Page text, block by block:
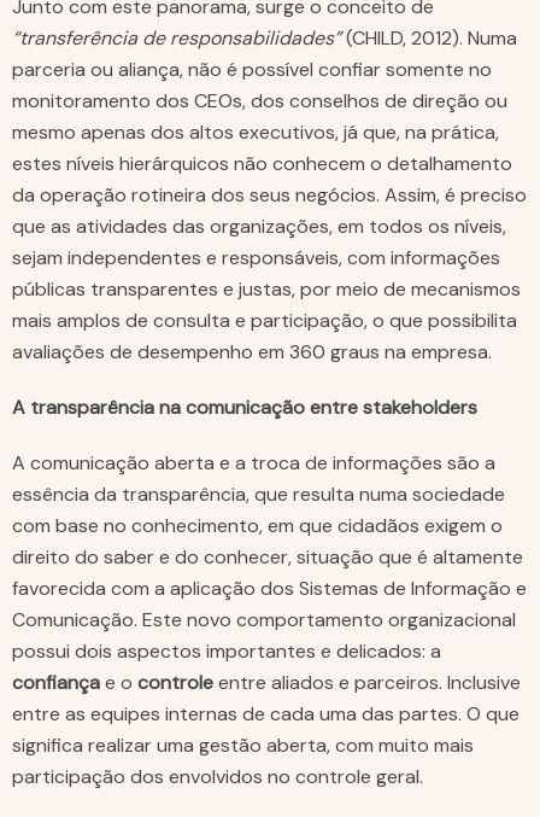
Junto com este panorama, surge o conceito de
“transferência de responsabilidades”(CHILD, 2012). Numa
parceria ou aliança, não é possível confiar somente no
monitoramento dos CEOs, dos conselhos de direção ou
mesmo apenas dos altos executivos, já que, na prática,
estes níveis hierárquicos não conhecem o detalhamento
da operação rotineira dos seus negócios. Assim, é preciso
que as atividades das organizações, em todos os níveis,
sejam independentes e responsáveis, com informações
públicas transparentes e justas, por meio de mecanismos
mais amplos de consulta e participação, o que possibilita
avaliações de desempenho em 360 graus na empresa.
A transparência na comunicação entre stakeholders
A comunicação aberta e a troca de informações são a
essência da transparência, que resulta numa sociedade
com base no conhecimento, em que cidadãos exigem o
direito do saber e do conhecer, situação que é altamente
favorecida com a aplicação dos Sistemas de Informação e
Comunicação. Este novo comportamento organizacional
possui dois aspectos importantes e delicados: a
confiançae o controleentre aliados e parceiros. Inclusive
entre as equipes internas de cada uma das partes. O que
significa realizar uma gestão aberta, com muito mais
participação dos envolvidos no controle geral.